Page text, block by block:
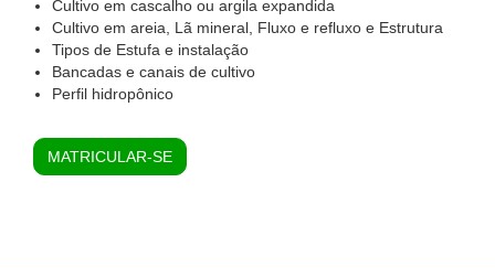
Cultivo em cascalho ou argila expandida
Cultivo em areia, Lã mineral, Fluxo e refluxo e Estrutura
Tipos de Estufa e instalação
Bancadas e canais de cultivo
Perfil hidropônico
MATRICULAR-SE